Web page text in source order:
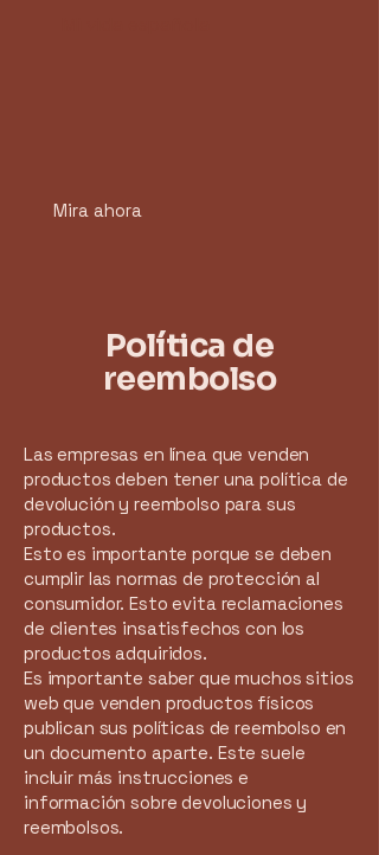
Mira ahora
Política de
reembolso
Las empresas en línea que venden
productos deben tener una política de
devolución y reembolso para sus
productos.
Esto es importante porque se deben
cumplir las normas de protección al
consumidor. Esto evita reclamaciones
de clientes insatisfechos con los
productos adquiridos.
Es importante saber que muchos sitios
web que venden productos físicos
publican sus políticas de reembolso en
un documento aparte. Este suele
incluir más instrucciones e
información sobre devoluciones y
reembolsos.